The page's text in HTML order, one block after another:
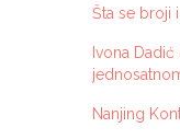
Šta se broji
Ivona
Nanjing